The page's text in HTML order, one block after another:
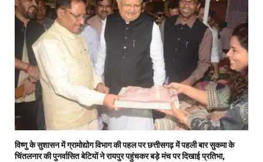
विष्णु के सुशासन में ग्रामोद्योग विभाग की पहल पर छत्तीसगढ़ में पहली बार सुकमा के
चिंतलनार की पुनर्वासित बेटियों ने रायपुर पहुंचकर बड़े मंच पर दिखाई प्रतिभा,